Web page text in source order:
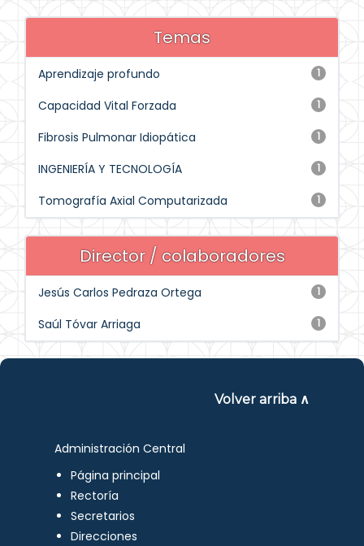
Temas
1
Aprendizaje profundo
1
Capacidad Vital Forzada
1
Fibrosis Pulmonar Idiopática
1
INGENIERÍA Y TECNOLOGÍA
1
Tomografía Axial Computarizada
Director / colaboradores
1
Jesús Carlos Pedraza Ortega
1
Saúl Tóvar Arriaga
Volver arriba ∧
Administración Central
Página principal
Rectoría
Secretarios
Direcciones